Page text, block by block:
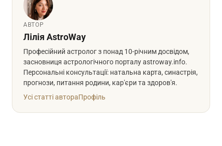
АВТОР
Лілія AstroWay
Професійний астролог з понад 10-річним досвідом,
засновниця астрологічного порталу astroway.info.
Персональні консультації: натальна карта, синастрія,
прогнози, питання родини, кар'єри та здоров'я.
Усі статті автораПрофіль